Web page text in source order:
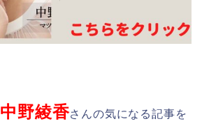
中野綾香さんの気になる記事を